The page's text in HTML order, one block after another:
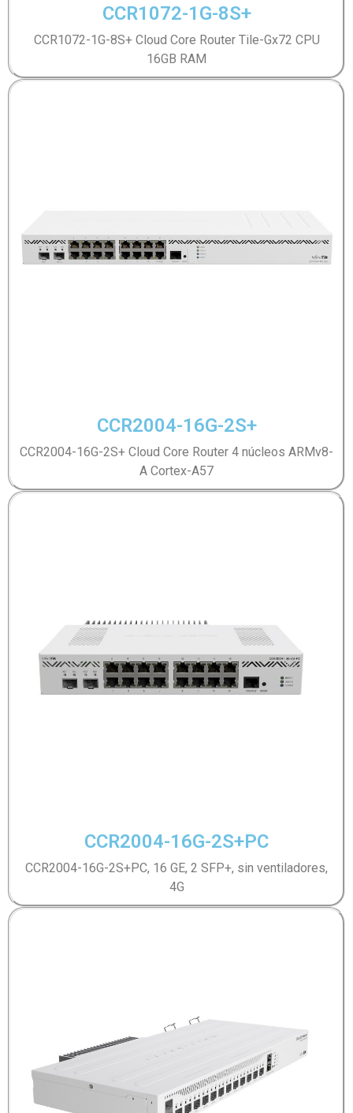
CCR1072-1G-8S+
CCR1072-1G-8S+ Cloud Core Router Tile-Gx72 CPU
16GB RAM
CCR2004-16G-2S+
CCR2004-16G-2S+ Cloud Core Router 4 núcleos ARMv8-
A Cortex-A57
CCR2004-16G-2S+PC
CCR2004-16G-2S+PC, 16 GE, 2 SFP+, sin ventiladores,
4G